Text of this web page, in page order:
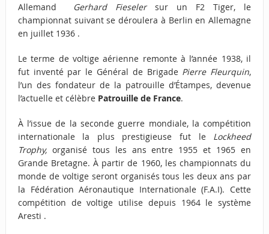
Allemand
Gerhard Fieselersur un F2 Tiger, le
championnat suivant se déroulera à Berlin en Allemagne
en juillet 1936 .
Le terme de voltige aérienne remonte à l’année 1938, il
fut inventé par le Général de Brigade Pierre Fleurquin,
l’un des fondateur de la patrouille d’Étampes, devenue
l’actuelle et célèbre Patrouille de France.
À l’issue de la seconde guerre mondiale, la compétition
internationale la plus prestigieuse fut le Lockheed
Trophy, organisé tous les ans entre 1955 et 1965 en
Grande Bretagne. À partir de 1960, les championnats du
monde de voltige seront organisés tous les deux ans par
la Fédération Aéronautique Internationale (F.A.I). Cette
compétition de voltige utilise depuis 1964 le système
Aresti .